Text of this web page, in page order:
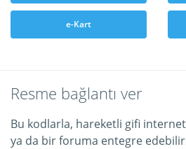
e-Kart
Resme bağlantı ver
Bu kodlarla, hareketli gifi
ya da bir foruma entegre